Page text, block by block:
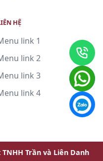
HỆ
link 1
link 2
link 3
link 4
Trần và Liên Danh